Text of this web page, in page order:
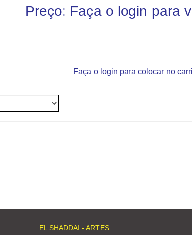
Preço: Faça o login para
Faça o login para colocar no
EL SHADDAI - ARTES